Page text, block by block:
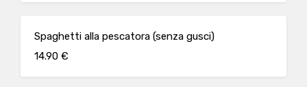
Spaghetti alla pescatora (senza gusci)
14.90 €